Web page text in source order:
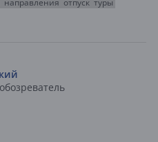
направления отпуск туры